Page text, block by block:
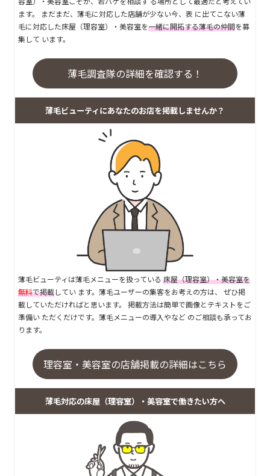
ます。 まだまだ、薄毛に対応した店舗が少ない今、表 に出てこない薄
毛に対応した床屋（理容室）・美容室を一緒に開拓する薄毛の仲間を募
集して います。
薄毛調査隊の詳細を確認する！
薄毛ビューティにあなたのお店を掲載しませんか？
薄毛ビューティは薄毛メニューを扱っている 床屋（理容室）・美容室を
無料で掲載してい ます。薄毛ユーザーの集客をお考えの方は、 ぜひ掲
載していただければと思います。 掲載方法は簡単で画像とテキストをご
準備い ただくだけです。薄毛メニューの導入やなど のご相談も承ってお
ります。
理容室・美容室の店舗掲載の詳細はこちら
薄毛対応の床屋（理容室）・美容室で働きたい方へ